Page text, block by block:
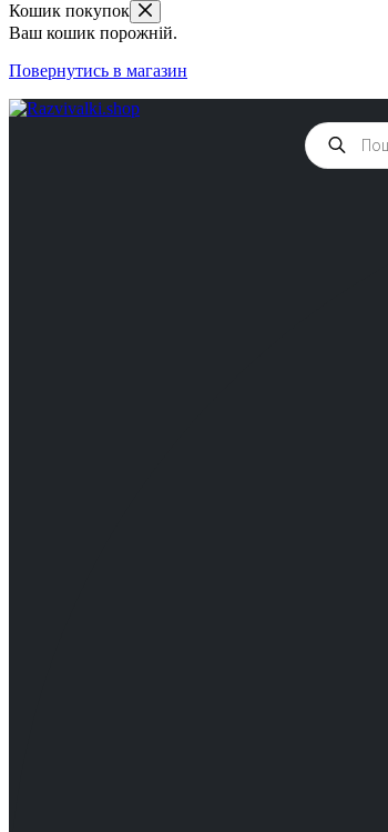
Кошик покупок
Ваш кошик порожній.
Повернутись в магазин
Products
search